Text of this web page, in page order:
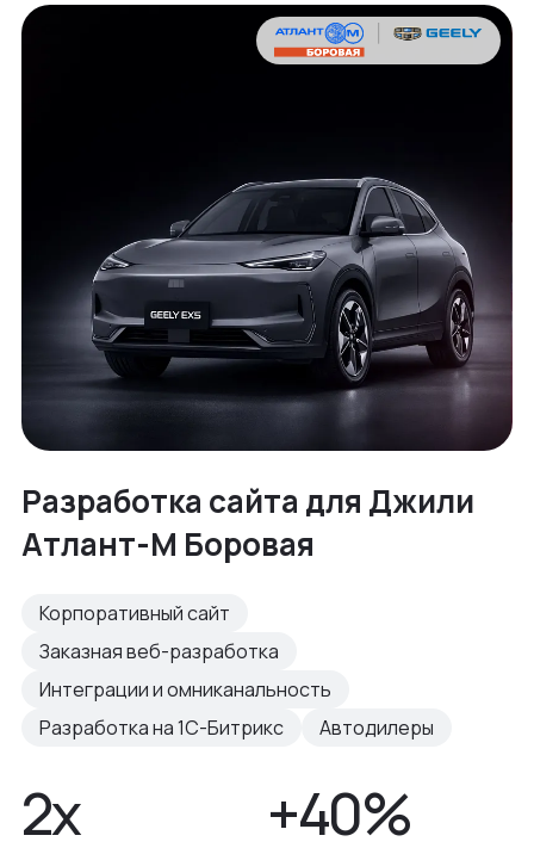
Разработка cайта для Джили
Атлант-М Боровая
Корпоративный сайт
Заказная веб-разработка
Интеграции и омниканальность
Разработка на 1С-Битрикс
Автодилеры
2x +40%